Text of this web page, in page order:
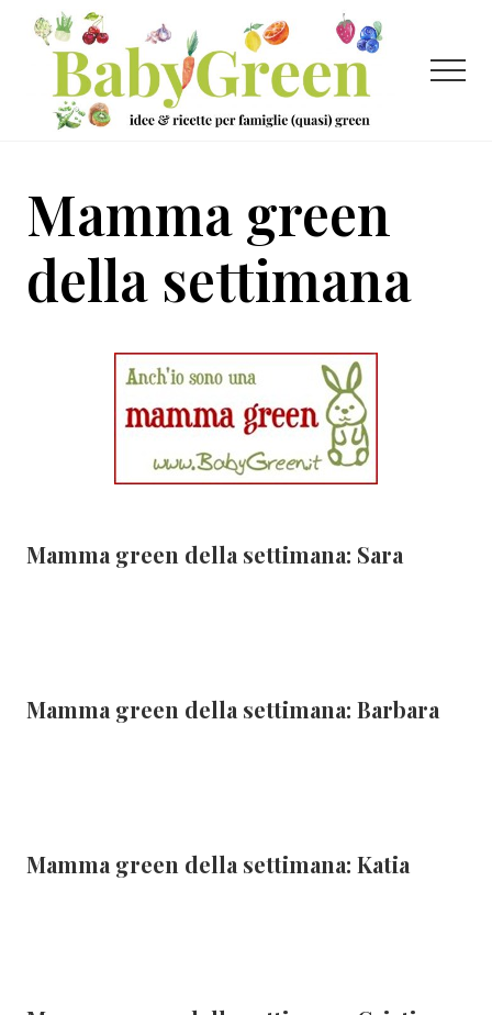
Menu
Passa
contenuto
principale
Passa
ricette
famiglie
Menu
Mamma green
della settimana
Mamma green della settimana: Sara
Mamma green della settimana: Barbara
Mamma green della settimana: Katia